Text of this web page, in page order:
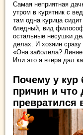
Самая неприятная
утром в курятник с
там одна курица
бледный, вид
остальные несушки
делах. И хозяин
«Она заболела?
Или это я вчера дал
Почему у кур
причин и что
превратился